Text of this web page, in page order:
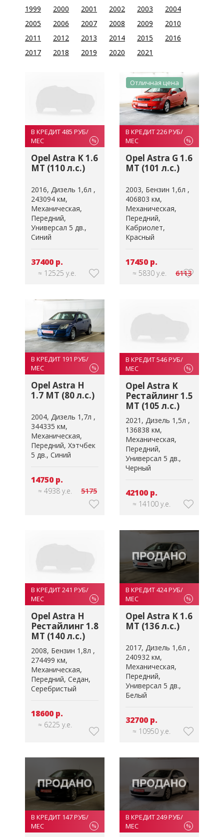
1999 2000 2001 2002 2003
2004
2005
2006 2007 2008 2009
2010
2011
2012 2013 2014 2015
2016
2017
2018 2019 2020 2021
В КРЕДИТ 485 РУБ/
МЕС
%
Opel Astra K 1.6
MT (110 л.с.)
2016 Дизель 1,6л
243094 км
Механическая
Передний
Универсал 5 дв.
Синий
37400 р.
≈ 12525 у.е.
Отличная цена
В КРЕДИТ 226 РУБ/
МЕС
%
Opel Astra G 1.6
MT (101 л.с.)
2003 Бензин 1,6л
406803 км
Механическая
Передний
Кабриолет
Красный
17450 р.
≈ 5830 у.е. 6113
В КРЕДИТ 191 РУБ/
МЕС
%
Opel Astra H
1.7 MT (80 л.с.)
2004 Дизель 1,7л
344335 км
Механическая
Передний Хэтчбек
5 дв. Синий
14750 р.
≈ 4938 у.е. 5175
В КРЕДИТ 546 РУБ/
МЕС
%
Opel Astra K
Рестайлинг 1.5
MT (105 л.с.)
2021 Дизель 1,5л
136838 км
Механическая
Передний
Универсал 5 дв.
Черный
42100 р.
≈ 14100 у.е.
В КРЕДИТ 241 РУБ/
МЕС
%
Opel Astra H
Рестайлинг 1.8
MT (140 л.с.)
2008 Бензин 1,8л
274499 км
Механическая
Передний Седан
Серебристый
18600 р.
≈ 6225 у.е.
В КРЕДИТ 424 РУБ/
МЕС
%
Opel Astra K 1.6
MT (136 л.с.)
2017 Дизель 1,6л
240932 км
Механическая
Передний
Универсал 5 дв.
Белый
32700 р.
≈ 10950 у.е.
В КРЕДИТ 147 РУБ/
МЕС
%
В КРЕДИТ 249 РУБ/
МЕС
%